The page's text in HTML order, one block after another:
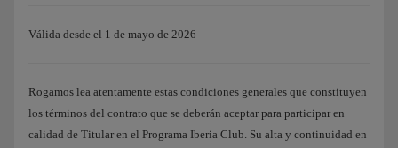
Válida desde el 1 de mayo de 2026
Rogamos lea atentamente estas condiciones generales que constituyen
los términos del contrato que se deberán aceptar para participar en
calidad de Titular en el Programa Iberia Club. Su alta y continuidad en